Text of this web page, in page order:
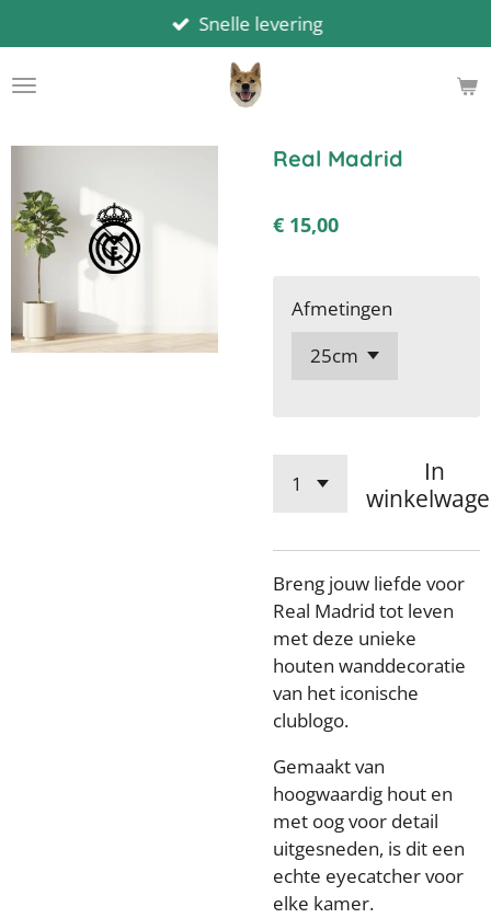
direct
naar
Snelle levering
Real Madrid
€ 15,00
Afmetingen
In
Breng jouw liefde voor
Real Madrid tot leven
met deze unieke
houten wanddecoratie
van het iconische
clublogo.
Gemaakt van
hoogwaardig hout en
met oog voor detail
uitgesneden, is dit een
echte eyecatcher voor
elke kamer.